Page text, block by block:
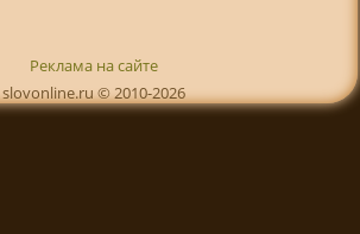
Реклама на сайте
slovonline.ru © 2010-2026